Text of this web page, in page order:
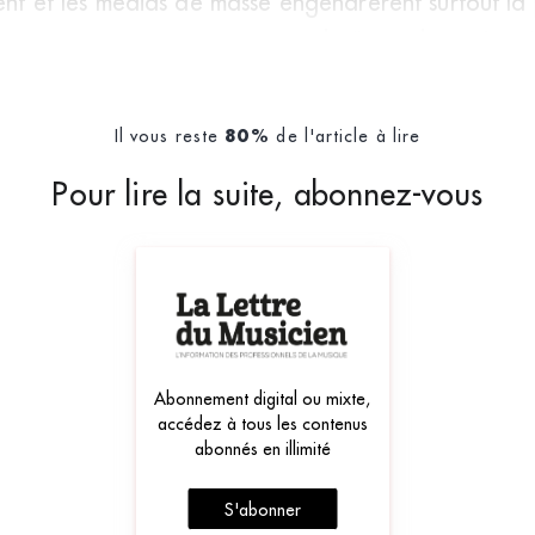
Il vous reste 80% de l'article à lire
Pour lire la suite, abonnez-vous
Abonnement digital ou mixte,
accédez à tous les contenus
abonnés en illimité
S'abonner